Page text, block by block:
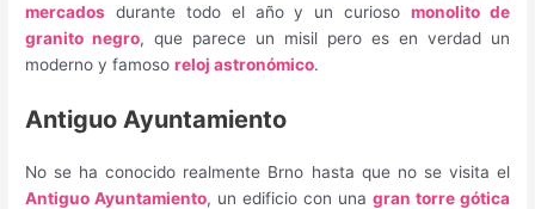
mercados durante todo el año y un curiosomonolito de
granito negro, que parece un misil pero es en verdad un
moderno y famosoreloj astronómico.
Antiguo Ayuntamiento
No se ha conocido realmente Brno hasta que no se visita el
Antiguo Ayuntamiento, un edificio con una gran torre gótica